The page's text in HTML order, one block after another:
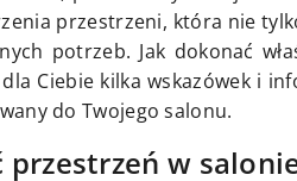
przestrzeni, która nie
potrzeb. Jak dokonać
Ciebie kilka wskazówek i
do Twojego salonu.
w